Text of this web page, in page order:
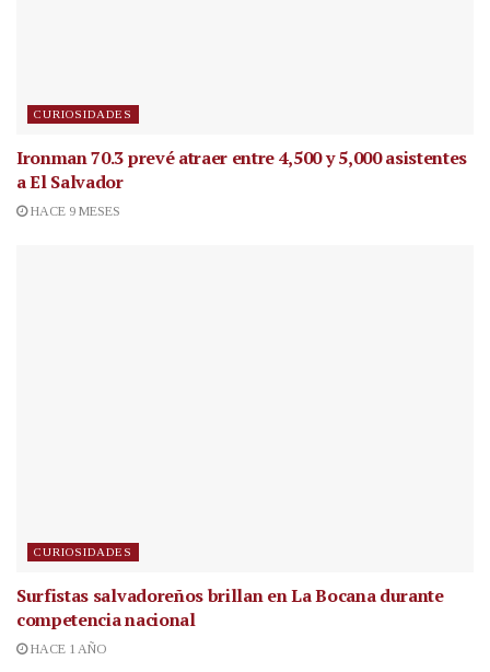
CURIOSIDADES
Ironman 70.3 prevé atraer entre 4,500 y 5,000 asistentes
a El Salvador
HACE 9 MESES
CURIOSIDADES
Surfistas salvadoreños brillan en La Bocana durante
competencia nacional
HACE 1 AÑO